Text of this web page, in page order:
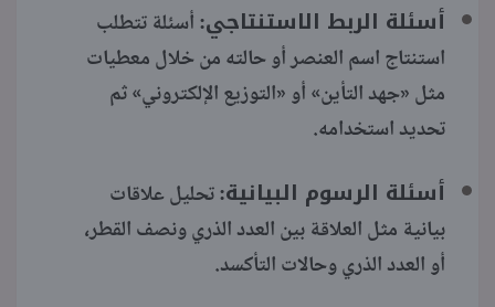
أسئلة الربط الاستنتاجي:أسئلة تتطلب
استنتاج اسم العنصر أو حالته من خلال معطيات
مثل «جهد التأين» أو «التوزيع الإلكتروني» ثم
تحديد استخدامه.
أسئلة الرسوم البيانية:تحليل علاقات
بيانية مثل العلاقة بين العدد الذري ونصف القطر،
أو العدد الذري وحالات التأكسد.